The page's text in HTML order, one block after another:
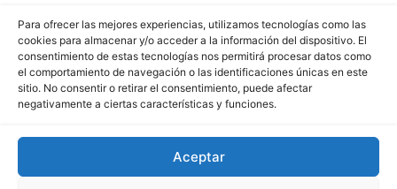
Para ofrecer las mejores experiencias, utilizamos tecnologías como las
cookies para almacenar y/o acceder a la información del dispositivo. El
consentimiento de estas tecnologías nos permitirá procesar datos como
el comportamiento de navegación o las identificaciones únicas en este
sitio. No consentir o retirar el consentimiento, puede afectar
negativamente a ciertas características y funciones.
Aceptar